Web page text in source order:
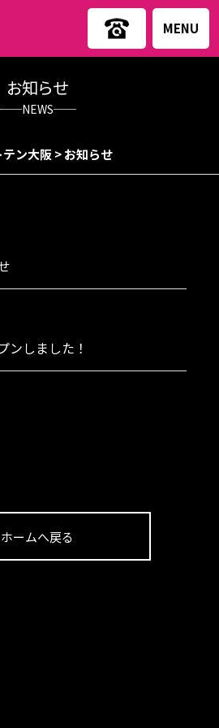
MENU
お知らせ
──NEWS──
テン大阪>お知らせ
ンしました！
ホームへ戻る